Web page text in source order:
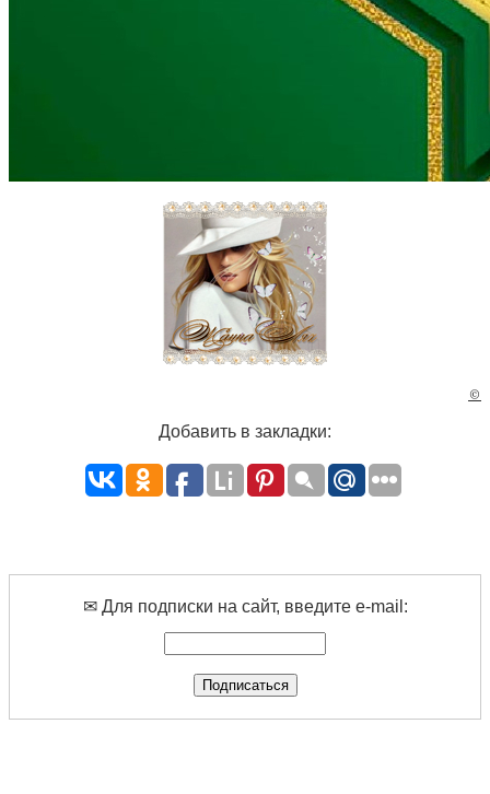
©
Добавить в закладки:
✉ Для подписки на сайт, введите e-mail: